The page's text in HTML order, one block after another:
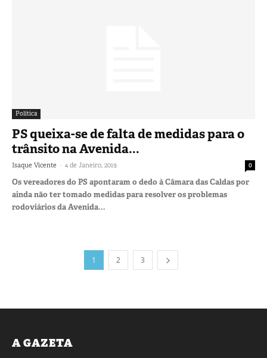
Política
PS queixa-se de falta de medidas para o
trânsito na Avenida...
Isaque Vicente - 4 de Janeiro, 2019 0
Os vereadores do PS apontaram o dedo à Câmara das Caldas por
ainda não ter tomado medidas para resolver os problemas
rodoviários da Avenida...
1 2 3
A GAZETA